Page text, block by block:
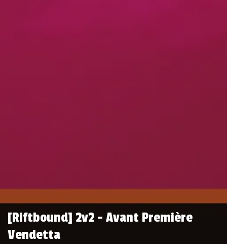
[Riftbound] 2v2 - Avant Première
Vendetta